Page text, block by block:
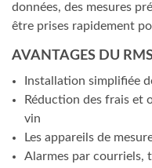
données, des mesures
être prises rapidement
AVANTAGES DU
Installation simplifiée
Réduction des frais et
vin
Les appareils de
Alarmes par courriels,